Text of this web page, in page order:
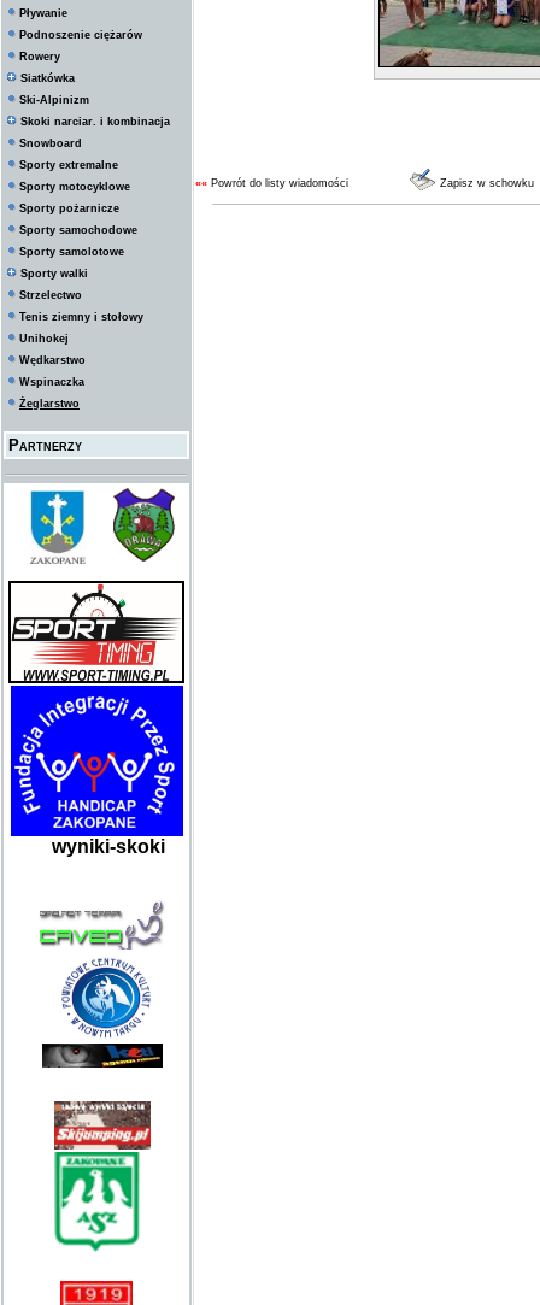
Pływanie
Podnoszenie ciężarów
Rowery
Siatkówka
Ski-Alpinizm
Skoki narciar. i kombinacja
Snowboard
Sporty extremalne
Sporty motocyklowe
Sporty pożarnicze
Sporty samochodowe
Sporty samolotowe
Sporty walki
Strzelectwo
Tenis ziemny i stołowy
Unihokej
Wędkarstwo
Wspinaczka
Żeglarstwo
Partnerzy
wyniki-skoki
«« Powrót do listy wiadomości Zapisz w schowku